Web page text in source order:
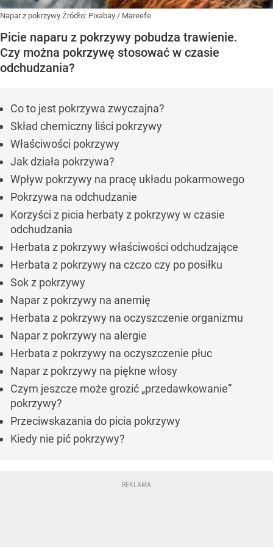
Napar z pokrzywy Źródło: Pixabay / Mareefe
Picie naparu z pokrzywy pobudza trawienie.
Czy można pokrzywę stosować w czasie
odchudzania?
Co to jest pokrzywa zwyczajna?
Skład chemiczny liści pokrzywy
Właściwości pokrzywy
Jak działa pokrzywa?
Wpływ pokrzywy na pracę układu pokarmowego
Pokrzywa na odchudzanie
Korzyści z picia herbaty z pokrzywy w czasie
odchudzania
Herbata z pokrzywy właściwości odchudzające
Herbata z pokrzywy na czczo czy po posiłku
Sok z pokrzywy
Napar z pokrzywy na anemię
Herbata z pokrzywy na oczyszczenie organizmu
Napar z pokrzywy na alergie
Herbata z pokrzywy na oczyszczenie płuc
Napar z pokrzywy na piękne włosy
Czym jeszcze może grozić „przedawkowanie”
pokrzywy?
Przeciwskazania do picia pokrzywy
Kiedy nie pić pokrzywy?